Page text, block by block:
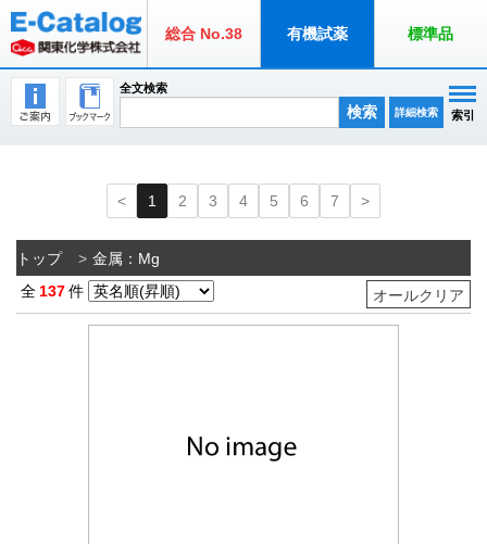
総合 No.38 有機試薬 標準品
全文検索
検索 詳細検索 索引
1 2 3 4 5 6 7
トップ 金属：Mg
オールクリア
全 137件